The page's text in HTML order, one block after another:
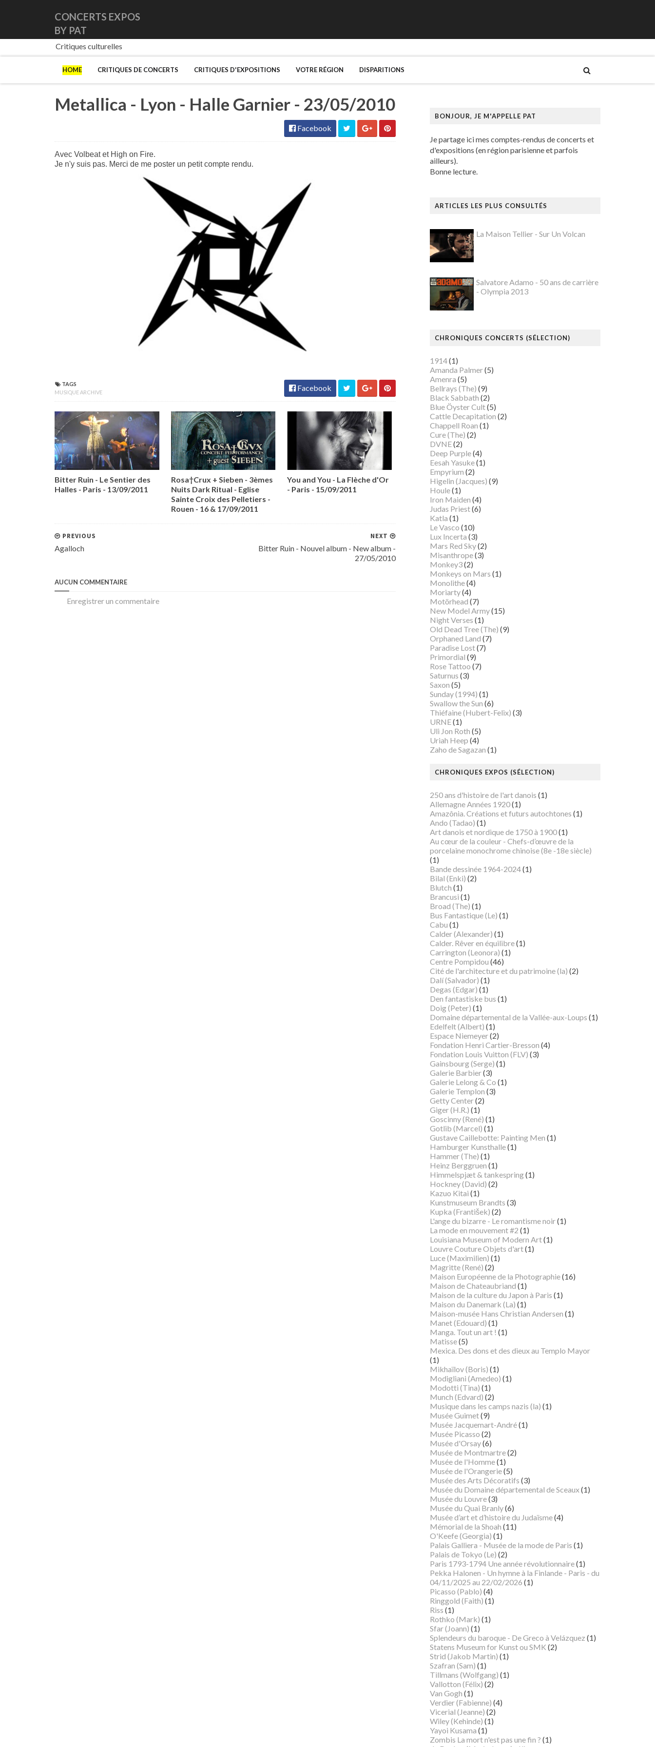
CONCERTS EXPOS
BY PAT
Critiques culturelles
HOME CRITIQUES DE CONCERTS CRITIQUES D'EXPOSITIONS VOTRE RÉGION DISPARITIONS
Metallica - Lyon - Halle Garnier - 23/05/2010
Facebook
Avec Volbeat et High on Fire.
Je n'y suis pas. Merci de me poster un petit compte rendu.
TAGS
MUSIQUE ARCHIVE
Facebook
Bitter Ruin - Le Sentier des
Halles - Paris - 13/09/2011
Rosa†Crux + Sieben - 3èmes
Nuits Dark Ritual - Eglise
Sainte Croix des Pelletiers -
Rouen - 16 & 17/09/2011
You and You - La Flèche d'Or
- Paris - 15/09/2011
NEXT
Bitter Ruin - Nouvel album - New album -
27/05/2010
PREVIOUS
Agalloch
AUCUN COMMENTAIRE
Enregistrer un commentaire
BONJOUR, JE M'APPELLE PAT
Je partage ici mes comptes-rendus de concerts et
d'expositions (en région parisienne et parfois
ailleurs).
Bonne lecture.
ARTICLES LES PLUS CONSULTÉS
La Maison Tellier - Sur Un Volcan
Salvatore Adamo - 50 ans de carrière
- Olympia 2013
CHRONIQUES CONCERTS (SÉLECTION)
1914(1)
Amanda Palmer(5)
Amenra (5)
Bellrays (The) (9)
Black Sabbath (2)
Blue Öyster Cult(5)
Cattle Decapitation (2)
Chappell Roan (1)
Cure (The) (2)
DVNE(2)
Deep Purple(4)
Eesah Yasuke(1)
Empyrium (2)
Higelin (Jacques) (9)
Houle(1)
Iron Maiden (4)
Judas Priest(6)
Katla (1)
Le Vasco (10)
Lux Incerta (3)
Mars Red Sky(2)
Misanthrope(3)
Monkey3(2)
Monkeys on Mars (1)
Monolithe(4)
Moriarty(4)
Motörhead (7)
New Model Army(15)
Night Verses (1)
Old Dead Tree (The) (9)
Orphaned Land (7)
Paradise Lost(7)
Primordial (9)
Rose Tattoo (7)
Saturnus (3)
Saxon (5)
Sunday (1994) (1)
Swallow the Sun (6)
Thiéfaine (Hubert-Felix) (3)
URNE(1)
Uli Jon Roth (5)
Uriah Heep (4)
Zaho de Sagazan (1)
CHRONIQUES EXPOS (SÉLECTION)
250 ans d'histoire de l'art danois (1)
Allemagne Années 1920(1)
Amazônia. Créations et futurs autochtones (1)
Ando (Tadao) (1)
Art danois et nordique de 1750 à 1900(1)
Au cœur de la couleur - Chefs-d’œuvre de la
porcelaine monochrome chinoise (8e -18e siècle)
(1)
Bande dessinée 1964-2024(1)
Bilal (Enki) (2)
Blutch (1)
Brancusi (1)
Broad (The) (1)
Bus Fantastique (Le) (1)
Cabu (1)
Calder (Alexander) (1)
Calder. Rêver en équilibre(1)
Carrington (Leonora) (1)
Centre Pompidou (46)
Cité de l'architecture et du patrimoine (la) (2)
Dalí (Salvador) (1)
Degas (Edgar) (1)
Den fantastiske bus (1)
Doig (Peter) (1)
Domaine départemental de la Vallée-aux-Loups (1)
Edelfelt (Albert) (1)
Espace Niemeyer(2)
Fondation Henri Cartier-Bresson (4)
Fondation Louis Vuitton (FLV) (3)
Gainsbourg (Serge) (1)
Galerie Barbier(3)
Galerie Lelong & Co (1)
Galerie Templon (3)
Getty Center(2)
Giger (H.R.) (1)
Goscinny (René) (1)
Gotlib (Marcel) (1)
Gustave Caillebotte: Painting Men (1)
Hamburger Kunsthalle(1)
Hammer (The) (1)
Heinz Berggruen (1)
Himmelspjæt & tankespring(1)
Hockney (David) (2)
Kazuo Kitai (1)
Kunstmuseum Brandts (3)
Kupka (František) (2)
L'ange du bizarre - Le romantisme noir(1)
La mode en mouvement #2 (1)
Louisiana Museum of Modern Art(1)
Louvre Couture Objets d'art(1)
Luce (Maximilien) (1)
Magritte (René) (2)
Maison Européenne de la Photographie(16)
Maison de Chateaubriand (1)
Maison de la culture du Japon à Paris (1)
Maison du Danemark (La) (1)
Maison-musée Hans Christian Andersen (1)
Manet (Edouard) (1)
Manga. Tout un art ! (1)
Matisse(5)
Mexica. Des dons et des dieux au Templo Mayor
(1)
Mikhaïlov (Boris) (1)
Modigliani (Amedeo) (1)
Modotti (Tina) (1)
Munch (Edvard) (2)
Musique dans les camps nazis (la) (1)
Musée Guimet(9)
Musée Jacquemart-André(1)
Musée Picasso (2)
Musée d'Orsay(6)
Musée de Montmartre(2)
Musée de l'Homme(1)
Musée de l'Orangerie(5)
Musée des Arts Décoratifs (3)
Musée du Domaine départemental de Sceaux(1)
Musée du Louvre(3)
Musée du Quai Branly(6)
Musée d’art et d’histoire du Judaïsme(4)
Mémorial de la Shoah (11)
O'Keefe (Georgia) (1)
Palais Galliera - Musée de la mode de Paris (1)
Palais de Tokyo (Le) (2)
Paris 1793-1794 Une année révolutionnaire(1)
Pekka Halonen - Un hymne à la Finlande - Paris - du
04/11/2025 au 22/02/2026 (1)
Picasso (Pablo) (4)
Ringgold (Faith) (1)
Riss (1)
Rothko (Mark) (1)
Sfar (Joann) (1)
Splendeurs du baroque - De Greco à Velázquez (1)
Statens Museum for Kunst ou SMK (2)
Strid (Jakob Martin) (1)
Szafran (Sam) (1)
Tillmans (Wolfgang) (1)
Vallotton (Félix) (2)
Van Gogh (1)
Verdier (Fabienne) (4)
Vicerial (Jeanne) (2)
Wiley (Kehinde) (1)
Yayoi Kusama (1)
Zombis La mort n'est pas une fin ? (1)